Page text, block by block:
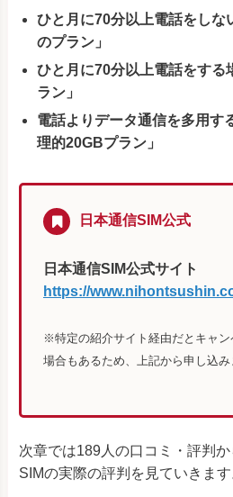
ひと月に70分以上電話をしな
のプラン」
ひと月に70分以上電話をする
ラン」
電話よりデータ通信を多用す
理的20GBプラン」
日本通信SIM公式
日本通信SIM公式サイト
https://
※特定の紹介サイト経由だとキャ
場合もあるため、上記から申し込み
次章では189人の口コミ・評判
SIMの実際の評判を見ていきます